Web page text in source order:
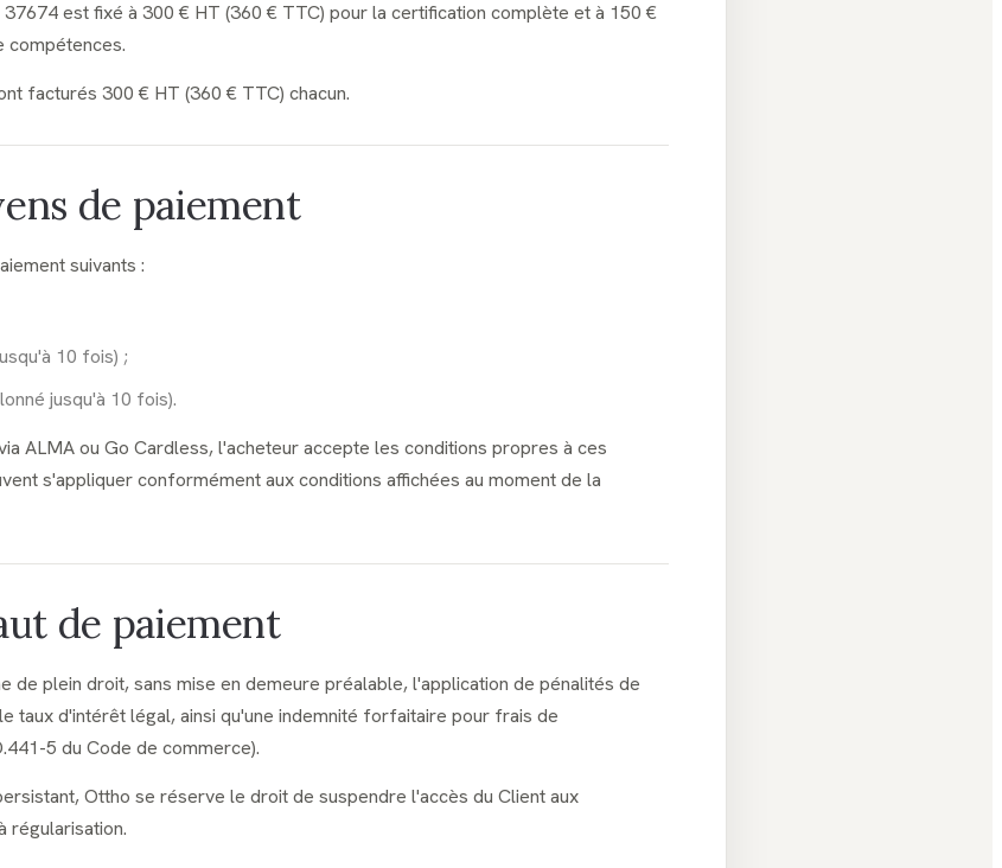
est fixé à 300 € HT (360 € TTC) pour la certification complète et à 150 €
compétences.
facturés 300 € HT (360 € TTC) chacun.
de paiement
suivants :
10 fois) ;
jusqu'à 10 fois).
ALMA ou Go Cardless, l'acheteur accepte les conditions propres à ces
s'appliquer conformément aux conditions affichées au moment de la
de paiement
de plein droit, sans mise en demeure préalable, l'application de pénalités de
taux d'intérêt légal, ainsi qu'une indemnité forfaitaire pour frais de
5 du Code de commerce).
Ottho se réserve le droit de suspendre l'accès du Client aux
régularisation.